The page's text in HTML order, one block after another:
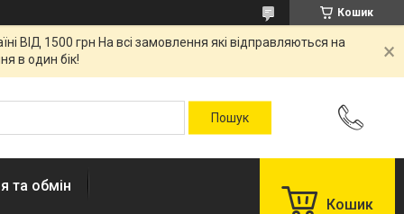
Кошик
ВІД 1500 грн На всі замовлення які відправляються на
в один бік!
та обмін
Кошик